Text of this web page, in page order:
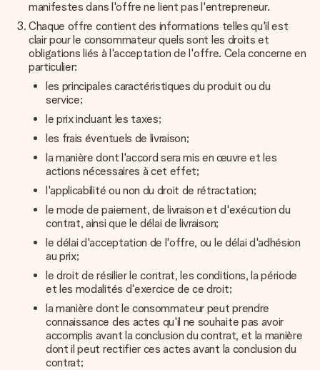
manifestes dans l'offre ne lient pas l'entrepreneur.
Chaque offre contient des informations telles qu'il est
clair pour le consommateur quels sont les droits et
obligations liés à l'acceptation de l'offre. Cela concerne en
particulier:
les principales caractéristiques du produit ou du
service;
le prix incluant les taxes;
les frais éventuels de livraison;
la manière dont l'accord sera mis en œuvre et les
actions nécessaires à cet effet;
l'applicabilité ou non du droit de rétractation;
le mode de paiement, de livraison et d'exécution du
contrat, ainsi que le délai de livraison;
le délai d'acceptation de l'offre, ou le délai d'adhésion
au prix;
le droit de résilier le contrat, les conditions, la période
et les modalités d'exercice de ce droit;
la manière dont le consommateur peut prendre
connaissance des actes qu'il ne souhaite pas avoir
accomplis avant la conclusion du contrat, et la manière
dont il peut rectifier ces actes avant la conclusion du
contrat;